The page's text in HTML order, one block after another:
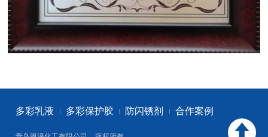
多彩乳液 多彩保护胶 防闪锈剂 合作案例